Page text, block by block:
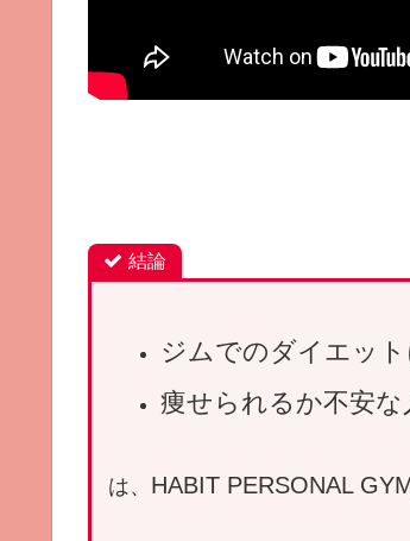
結論
ジムでのダイエッ
痩せられるか不安な
は、 HABIT PERSONAL